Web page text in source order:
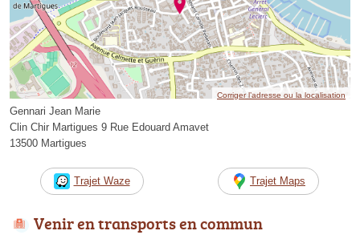
Corriger l’adresse ou la localisation
Gennari Jean Marie
Clin Chir Martigues 9 Rue Edouard Amavet
13500 Martigues
Trajet Waze Trajet Maps
Venir en transports en commun